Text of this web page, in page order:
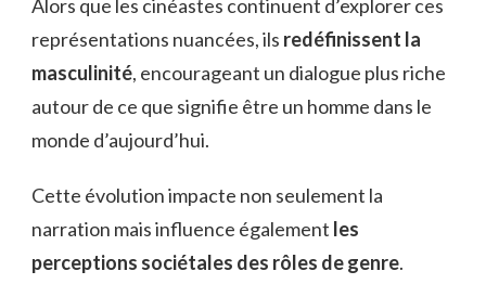
Alors que les cinéastes continuent d’explorer ces
représentations nuancées, ils redéfinissent la
masculinité, encourageant un dialogue plus riche
autour de ce que signifie être un homme dans le
monde d’aujourd’hui.
Cette évolution impacte non seulement la
narration mais influence également les
perceptions sociétales des rôles de genre.